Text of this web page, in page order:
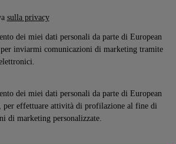
di energia, ma offre
quindi la migliore
ovunque sia
sulla privacy
dei miei dati personali da parte di European
inviarmi comunicazioni di marketing tramite
dei miei dati personali da parte di European
per effettuare attività di profilazione al fine di
di marketing personalizzate.